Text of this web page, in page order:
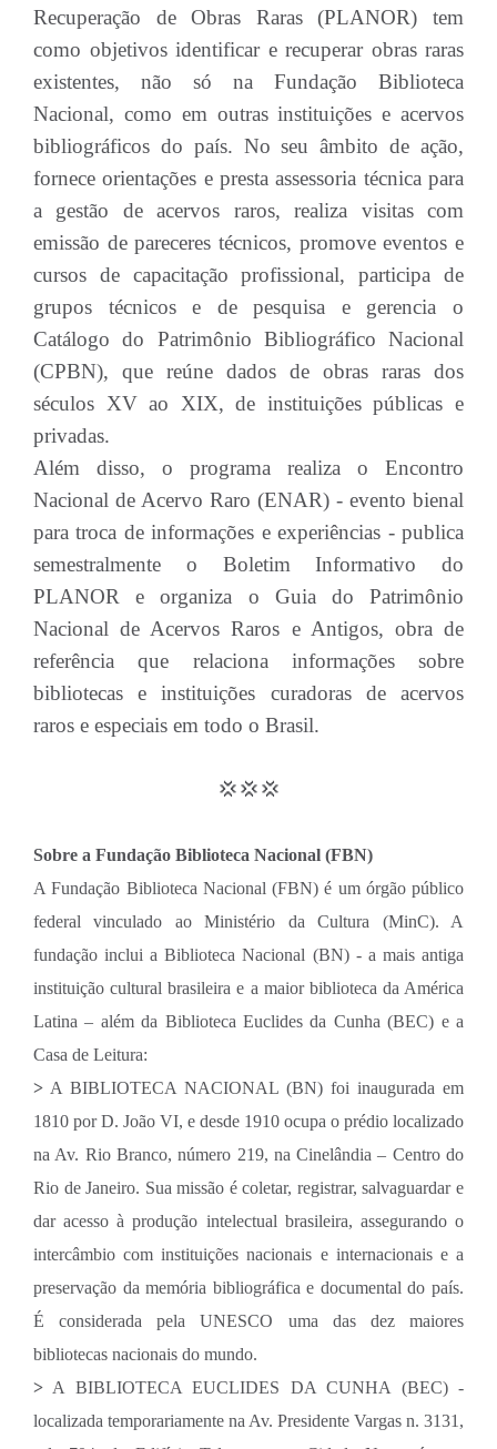
Recuperação de Obras Raras (PLANOR) tem
como objetivos identificar e recuperar obras raras
existentes, não só na Fundação Biblioteca
Nacional, como em outras instituições e acervos
bibliográficos do país. No seu âmbito de ação,
fornece orientações e presta assessoria técnica para
a gestão de acervos raros, realiza visitas com
emissão de pareceres técnicos, promove eventos e
cursos de capacitação profissional, participa de
grupos técnicos e de pesquisa e gerencia o
Catálogo do Patrimônio Bibliográfico Nacional
(CPBN), que reúne dados de obras raras dos
séculos XV ao XIX, de instituições públicas e
privadas.
Além disso, o programa realiza o Encontro
Nacional de Acervo Raro (ENAR) - evento bienal
para troca de informações e experiências - publica
semestralmente o Boletim Informativo do
PLANOR e organiza o Guia do Patrimônio
Nacional de Acervos Raros e Antigos, obra de
referência que relaciona informações sobre
bibliotecas e instituições curadoras de acervos
raros e especiais em todo o Brasil.
💢💢💢
Sobre a Fundação Biblioteca Nacional (FBN)
A Fundação Biblioteca Nacional (FBN) é um órgão público
federal vinculado ao Ministério da Cultura (MinC). A
fundação inclui a Biblioteca Nacional (BN) - a mais antiga
instituição cultural brasileira e a maior biblioteca da América
Latina – além da Biblioteca Euclides da Cunha (BEC) e a
Casa de Leitura:
> A BIBLIOTECA NACIONAL (BN) foi inaugurada em
1810 por D. João VI, e desde 1910 ocupa o prédio localizado
na Av. Rio Branco, número 219, na Cinelândia – Centro do
Rio de Janeiro. Sua missão é coletar, registrar, salvaguardar e
dar acesso à produção intelectual brasileira, assegurando o
intercâmbio com instituições nacionais e internacionais e a
preservação da memória bibliográfica e documental do país.
É considerada pela UNESCO uma das dez maiores
bibliotecas nacionais do mundo.
> A BIBLIOTECA EUCLIDES DA CUNHA (BEC) -
localizada temporariamente na Av. Presidente Vargas n. 3131,